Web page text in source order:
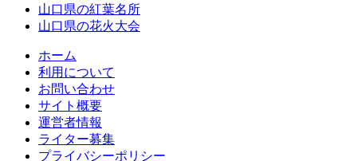
山口県の紅葉名所
山口県の花火大会
ホーム
利用について
お問い合わせ
サイト概要
運営者情報
ライター募集
プライバシーポリシー